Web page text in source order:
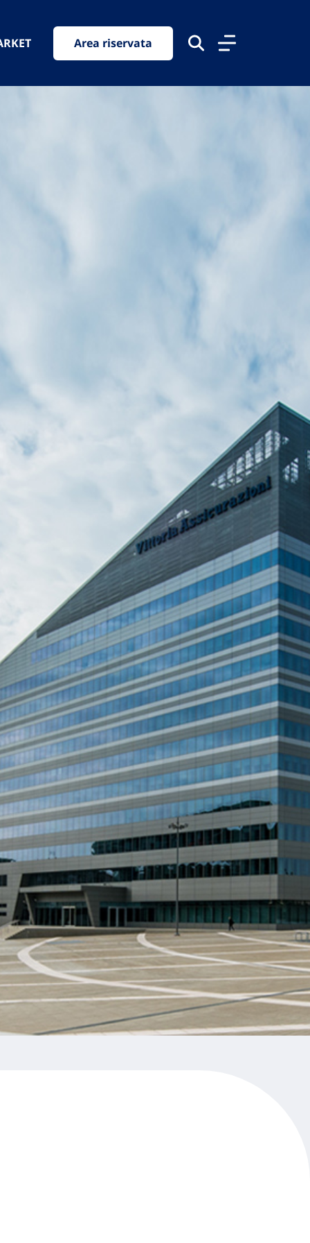
Area riservata